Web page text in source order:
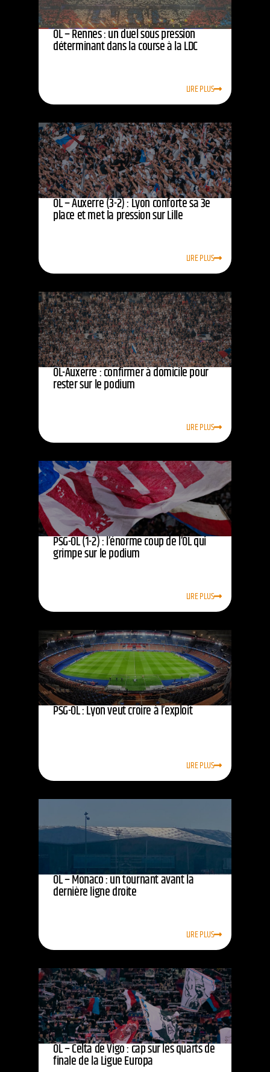
OL – Rennes : un duel sous pression
déterminant dans la course à la LDC
LIRE PLUS
OL – Auxerre (3-2) : Lyon conforte sa 3e
place et met la pression sur Lille
LIRE PLUS
OL-Auxerre : confirmer à domicile pour
rester sur le podium
LIRE PLUS
PSG-OL (1-2) : l’énorme coup de l’OL qui
grimpe sur le podium
LIRE PLUS
PSG-OL : Lyon veut croire à l’exploit
LIRE PLUS
OL – Monaco : un tournant avant la
dernière ligne droite
LIRE PLUS
OL – Celta de Vigo : cap sur les quarts de
finale de la Ligue Europa